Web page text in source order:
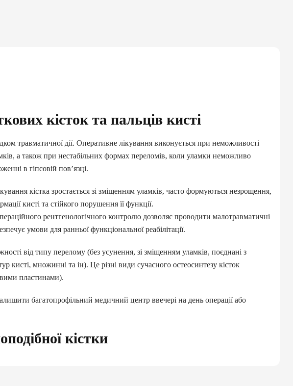
кісток та пальців кисті
травматичної дії. Оперативне лікування виконується при неможливості
а також при нестабільних формах переломів, коли уламки неможливо
в гіпсовій пов’язці.
кістка зростається зі зміщенням уламків, часто формуються незрощення,
кисті та стійкого порушення її функції.
рентгенологічного контролю дозволяє проводити малотравматичні
умови для ранньої функціональної реабілітації.
від типу перелому (без усунення, зі зміщенням уламків, поєднані з
кисті, множинні та ін). Це різні види сучасного остеосинтезу кісток
пластинами).
багатопрофільний медичний центр ввечері на день операції або
кістки